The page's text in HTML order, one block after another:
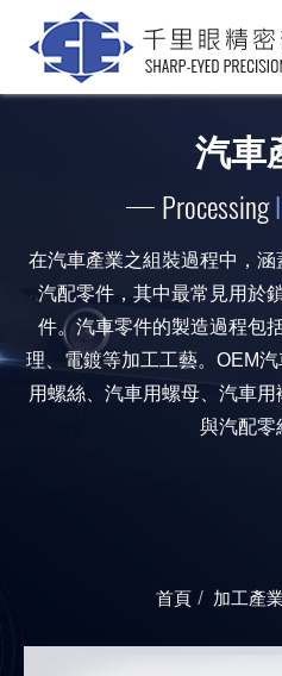
汽車
Processing
在汽車產業之組裝過程中，
汽配零件，其中最常見用於
件。汽車零件的製造過程包
理、電鍍等加工工藝。OEM
用螺絲、汽車用螺母、汽車
與汽配零
首頁 加工產業